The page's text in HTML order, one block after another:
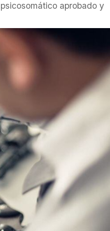
aprobado y